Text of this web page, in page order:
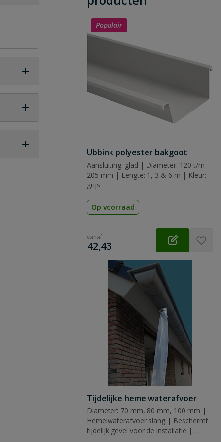
Populair
Ubbink polyester bakgoot
Aansluiting: glad | Diameter: 120 t/m
205 mm | Lengte: 1, 3 & 6 m | Kleur:
grijs
Op voorraad
vanaf
€
42,43
Tijdelijke hemelwaterafvoer
Diameter: 70 mm, 80 mm, 100 mm |
Hemelwaterafvoer slang | Beschermt
tijdelijk gevel voor de installatie |